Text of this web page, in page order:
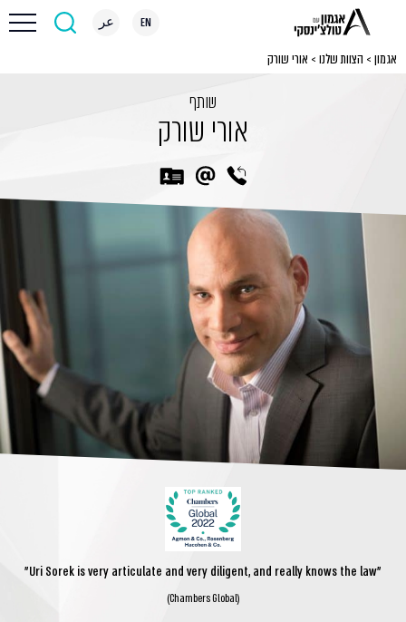
EN عر
אגמון > הצוות שלנו > אורי שורק
שותף
אורי שורק
"Uri Sorek is very articulate and very diligent, and really knows the law"
(Chambers Global)